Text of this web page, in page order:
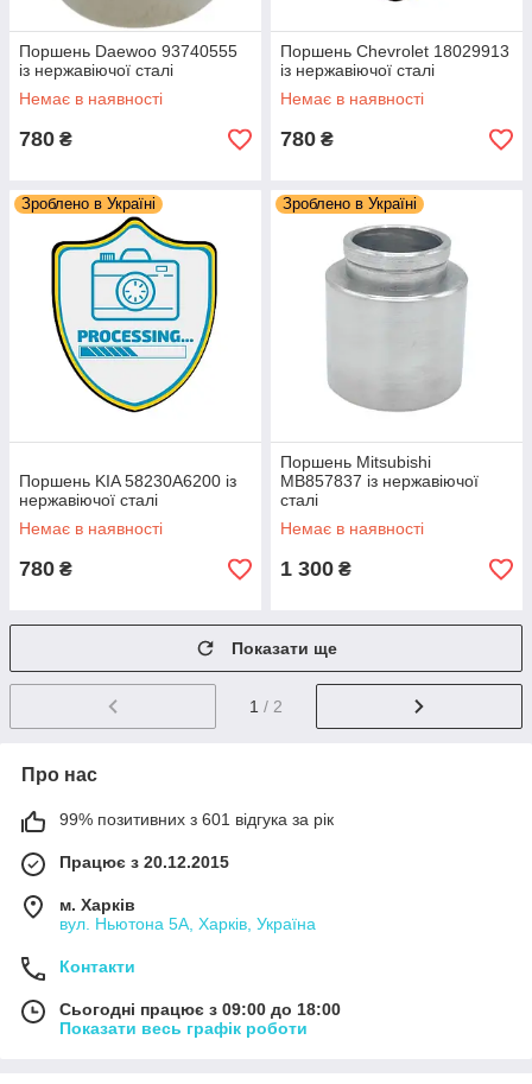
Поршень Daewoo 93740555
із нержавіючої сталі
Немає в наявності
780 ₴
Поршень Chevrolet 18029913
із нержавіючої сталі
Немає в наявності
780 ₴
Зроблено в Україні
Поршень KIA 58230A6200 із
нержавіючої сталі
Немає в наявності
780 ₴
Зроблено в Україні
Поршень Mitsubishi
MB857837 із нержавіючої
сталі
Немає в наявності
1 300 ₴
Показати ще
1 / 2
Про нас
99% позитивних з 601 відгука за рік
Працює з 20.12.2015
м. Харків
вул. Ньютона 5А, Харків, Україна
Контакти
Сьогодні працює з 09:00 до 18:00
Показати весь графік роботи